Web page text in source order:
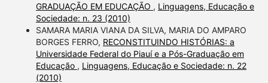
GRADUAÇÃO EM EDUCAÇÃO , Linguagens, Educação e
Sociedade: n. 23 (2010)
SAMARA MARIA VIANA DA SILVA, MARIA DO AMPARO
BORGES FERRO, RECONSTITUINDO HISTÓRIAS: a
Universidade Federal do Piauí e a Pós-Graduação em
Educação , Linguagens, Educação e Sociedade: n. 22
(2010)